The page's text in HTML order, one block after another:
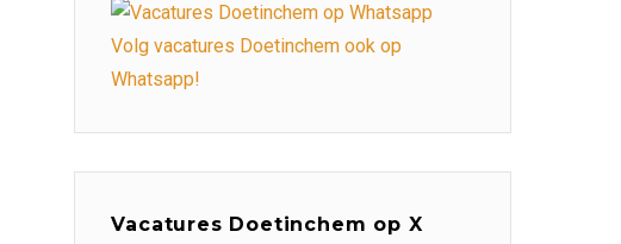
Volg vacatures Doetinchem ook op
Whatsapp!
Vacatures Doetinchem op X